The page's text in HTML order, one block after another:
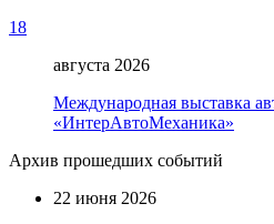
18
августа 2026
Международная выставка
«ИнтерАвтоМеханика»
Архив прошедших событий
22 июня 2026